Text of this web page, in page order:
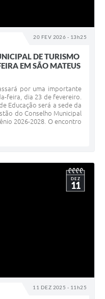
20 FEV 2026 - 13h25
DE TURISMO
EM SÃO MATEUS
por uma importante
feira, dia 23 de fevereiro.
Educação será a sede da
do Conselho Municipal
2026-2028. O encontro
11 DEZ 2025 - 11h25
DEZ
11